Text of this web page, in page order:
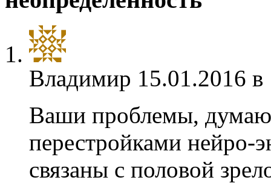
Владимир 15.01.2016
Ваши проблемы,
перестройками нейро-
связаны с половой